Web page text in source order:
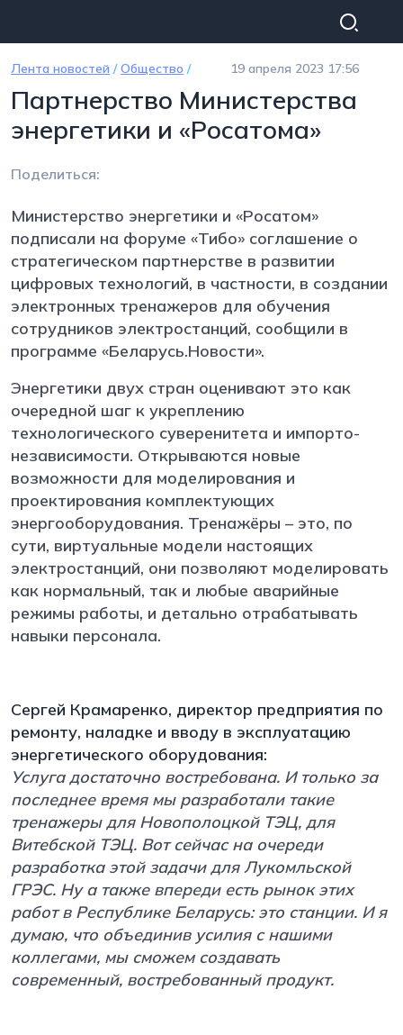
Лента новостей /Общество / 19 апреля 2023 17:56
Партнерство Министерства
энергетики и «Росатома»
Поделиться:
Министерство энергетики и «Росатом»
подписали на форуме «Тибо» соглашение о
стратегическом партнерстве в развитии
цифровых технологий, в частности, в создании
электронных тренажеров для обучения
сотрудников электростанций, сообщили в
программе «Беларусь.Новости».
Энергетики двух стран оценивают это как
очередной шаг к укреплению
технологического суверенитета и импорто-
независимости. Открываются новые
возможности для моделирования и
проектирования комплектующих
энергооборудования. Тренажёры – это, по
сути, виртуальные модели настоящих
электростанций, они позволяют моделировать
как нормальный, так и любые аварийные
режимы работы, и детально отрабатывать
навыки персонала.
Сергей Крамаренко, директор предприятия по
ремонту, наладке и вводу в эксплуатацию
энергетического оборудования:
Услуга достаточно востребована. И только за
последнее время мы разработали такие
тренажеры для Новополоцкой ТЭЦ, для
Витебской ТЭЦ. Вот сейчас на очереди
разработка этой задачи для Лукомльской
ГРЭС. Ну а также впереди есть рынок этих
работ в Республике Беларусь: это станции. И я
думаю, что объединив усилия с нашими
коллегами, мы сможем создавать
современный, востребованный продукт.